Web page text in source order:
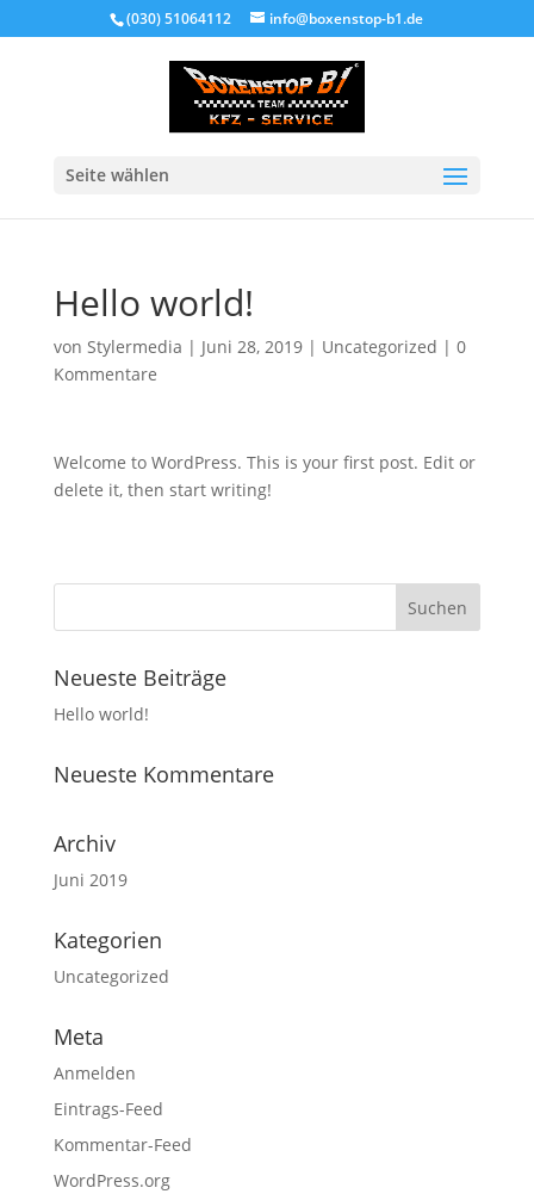
(030) 51064112 info@boxenstop-b1.de
Seite wählen
Hello world!
von Stylermedia | Juni 28, 2019| Uncategorized | 0
Kommentare
Welcome to WordPress. This is your first post. Edit or
delete it, then start writing!
Neueste Beiträge
Hello world!
Neueste Kommentare
Archiv
Juni 2019
Kategorien
Uncategorized
Meta
Anmelden
Eintrags-Feed
Kommentar-Feed
WordPress.org